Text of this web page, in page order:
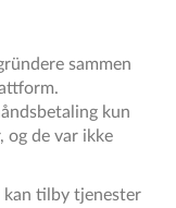
sammen
kun
og de var ikke
tilby tjenester